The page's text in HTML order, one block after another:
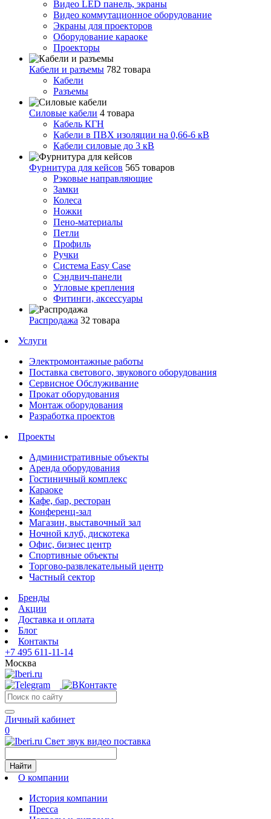
Видео LED панель, экраны
Видео коммутационное оборудование
Экраны для проекторов
Оборудование караоке
Проекторы
Кабели и разъемы 782 товара
Кабели
Разъемы
Силовые кабели 4 товара
Кабель КГН
Кабели в ПВХ изоляции на 0,66-6 кВ
Кабели силовые до 3 кВ
Фурнитура для кейсов 565 товаров
Рэковые направляющие
Замки
Колеса
Ножки
Пено-материалы
Петли
Профиль
Ручки
Система Easy Case
Сэндвич-панели
Угловые крепления
Фитинги, аксессуары
Распродажа 32 товара
Услуги
Электромонтажные работы
Поставка светового, звукового оборудования
Сервисное Обслуживание
Прокат оборудования
Монтаж оборудования
Разработка проектов
Проекты
Административные объекты
Аренда оборудования
Гостиничный комплекс
Караоке
Кафе, бар, ресторан
Конференц-зал
Магазин, выставочный зал
Ночной клуб, дискотека
Офис, бизнес центр
Спортивные объекты
Торгово-развлекательный центр
Частный сектор
Бренды
Акции
Доставка и оплата
Блог
Контакты
+7 495 611-11-14
Москва
Личный кабинет
0
Свет звук видео поставка
Найти
О компании
История компании
Пресса